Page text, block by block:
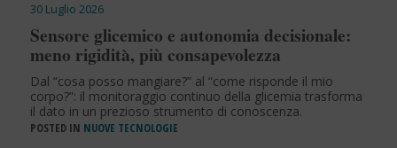
30 Luglio 2026
Sensore glicemico e autonomia decisionale:
meno rigidità, più consapevolezza
Dal “cosa posso mangiare?” al “come risponde il mio
corpo?”: il monitoraggio continuo della glicemia trasforma
il dato in un prezioso strumento di conoscenza.
POSTED IN NUOVE TECNOLOGIE